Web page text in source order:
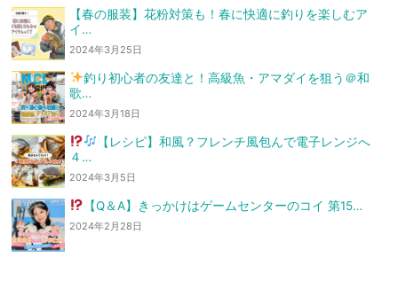
【春の服装】花粉対策も！春に快適に釣りを楽しむア
イ…
2024年3月25日
釣り初心者の友達と！高級魚・アマダイを狙う ＠和
歌…
2024年3月18日
【レシピ】和風？フレンチ風包んで電子レンジへ
４…
2024年3月5日
【Q＆A】きっかけはゲームセンターのコイ 第15…
2024年2月28日